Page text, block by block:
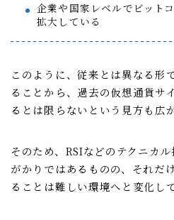
企業や国家レベルでビット
拡大している
このように、従来とは異なる形
ることから、過去の仮想通貨サ
るとは限らないという見方も広
そのため、RSIなどのテクニカ
がかりではあるものの、それだ
ることは難しい環境へと変化し